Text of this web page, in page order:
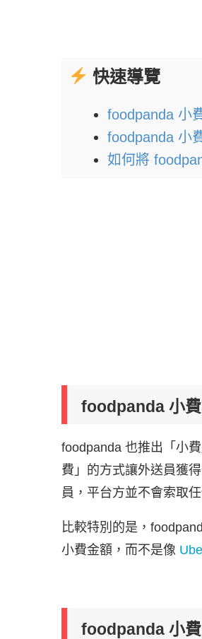
快速導覽
foodpanda 小
foodpanda 小
如何將
foodpanda 小
foodpanda 也推出「小
費」的方式讓外送員獲
員，平台方並不會索取任
比較特別的是，
小費金額，而不是像
foodpanda 小費